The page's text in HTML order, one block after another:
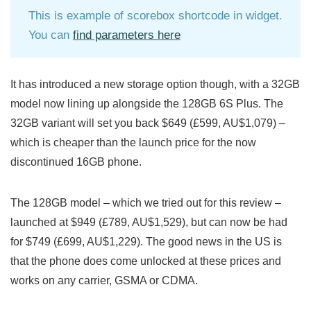
This is example of scorebox shortcode in widget.
You can find parameters here
It has introduced a new storage option though, with a 32GB
model now lining up alongside the 128GB 6S Plus. The
32GB variant will set you back $649 (£599, AU$1,079) –
which is cheaper than the launch price for the now
discontinued 16GB phone.
The 128GB model – which we tried out for this review –
launched at $949 (£789, AU$1,529), but can now be had
for $749 (£699, AU$1,229). The good news in the US is
that the phone does come unlocked at these prices and
works on any carrier, GSMA or CDMA.